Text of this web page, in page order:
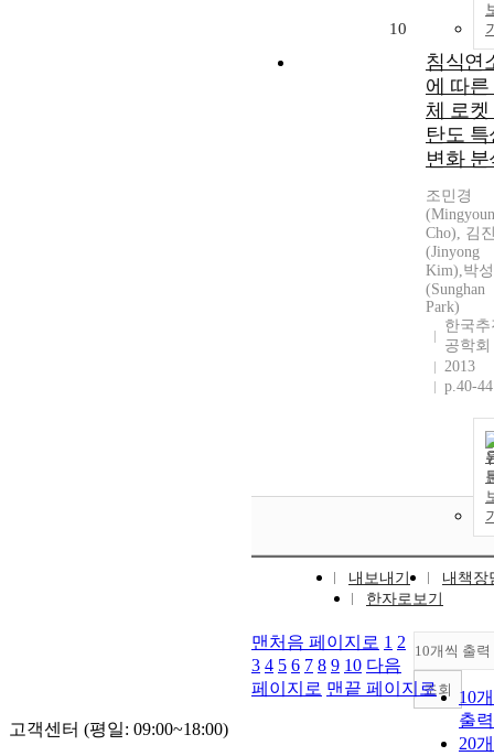
10
침식연
에 따른
체 로켓
탄도 특
변화 분
조민경
Cho), 김
(Jinyong
Kim),박
(Sunghan
Park)
한국추
공학회
2013
p.40-44
내보내기
내책장
한자로보기
10개씩 출력
10
출력
20
조회
맨처음 페이지로 1 2
3 4 5 6 7 8 9 10 다음
페이지로 맨끝 페이지로
고객센터 (평일: 09:00~18:00)